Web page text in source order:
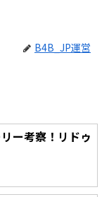
B4B_JP運営
ー考察！リドゥ